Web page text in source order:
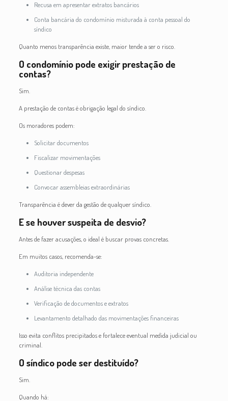
Recusa em apresentar extratos bancários
Conta bancária do condomínio misturada à conta pessoal do
síndico
Quanto menos transparência existe, maior tende a ser o risco.
O condomínio pode exigir prestação de
contas?
Sim.
A prestação de contas é obrigação legal do síndico.
Os moradores podem:
Solicitar documentos
Fiscalizar movimentações
Questionar despesas
Convocar assembleias extraordinárias
Transparência é dever da gestão de qualquer síndico.
E se houver suspeita de desvio?
Antes de fazer acusações, o ideal é buscar provas concretas.
Em muitos casos, recomenda-se:
Auditoria independente
Análise técnica das contas
Verificação de documentos e extratos
Levantamento detalhado das movimentações financeiras
Isso evita conflitos precipitados e fortalece eventual medida judicial ou
criminal.
O síndico pode ser destituído?
Sim.
Quando há: